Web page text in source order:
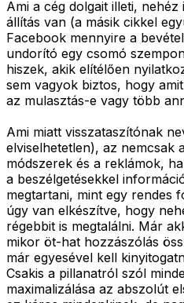
Ami a cég dolgait illeti,
állítás van (a másik cikkel
Facebook mennyire a
undorító egy csomó
hiszek, akik elítélően
sem vagyok biztos, hogy
az mulasztás-e vagy több
Ami miatt visszataszítónak
elviselhetetlen), az nemcsak
módszerek és a reklámok,
a beszélgetésekkel
megtartani, mint egy rendes
úgy van elkészítve, hogy
régebbit is megtalálni. Már
mikor öt-hat hozzászólás
már egyesével kell
Csakis a pillanatról szól
maximalizálása az abszolút